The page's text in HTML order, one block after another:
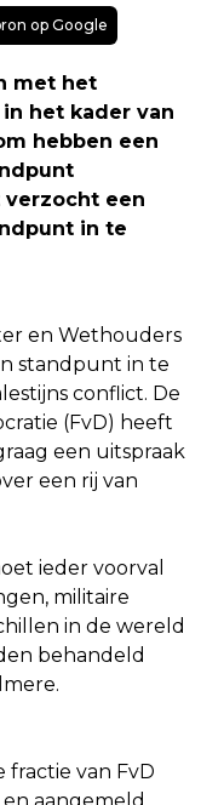
op Google
met het
het kader van
hebben een
een
in te
en Wethouders
standpunt in te
conflict. De
(FvD) heeft
een uitspraak
een rij van
ieder voorval
militaire
in de wereld
behandeld
fractie van FvD